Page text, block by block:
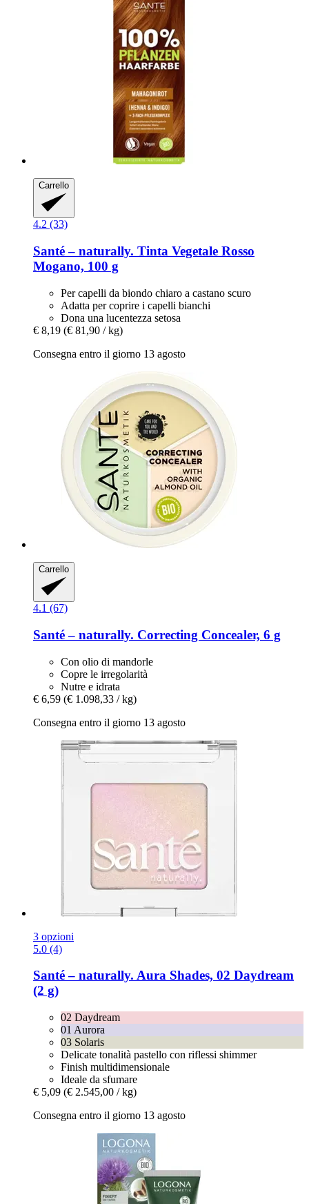
Carrello
4.2 (33)
Santé – naturally. Tinta Vegetale Rosso
Mogano, 100 g
Per capelli da biondo chiaro a castano scuro
Adatta per coprire i capelli bianchi
Dona una lucentezza setosa
€ 8,19 (€ 81,90 / kg)
Consegna entro il giorno 13 agosto
Carrello
4.1 (67)
Santé – naturally. Correcting Concealer, 6 g
Con olio di mandorle
Copre le irregolarità
Nutre e idrata
€ 6,59 (€ 1.098,33 / kg)
Consegna entro il giorno 13 agosto
3 opzioni
5.0 (4)
Santé – naturally. Aura Shades, 02 Daydream
(2 g)
02 Daydream
01 Aurora
03 Solaris
Delicate tonalità pastello con riflessi shimmer
Finish multidimensionale
Ideale da sfumare
€ 5,09 (€ 2.545,00 / kg)
Consegna entro il giorno 13 agosto